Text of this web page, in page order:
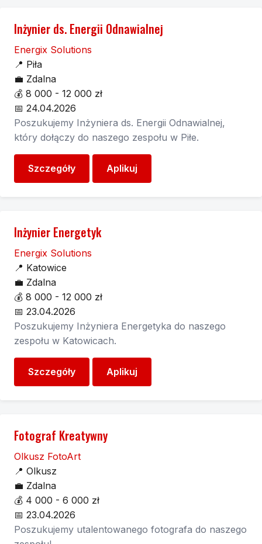
Inżynier ds. Energii Odnawialnej
Energix Solutions
📍 Piła
💼 Zdalna
💰 8 000 - 12 000 zł
📅 24.04.2026
Poszukujemy Inżyniera ds. Energii Odnawialnej,
który dołączy do naszego zespołu w Piłe.
Szczegóły Aplikuj
Inżynier Energetyk
Energix Solutions
📍 Katowice
💼 Zdalna
💰 8 000 - 12 000 zł
📅 23.04.2026
Poszukujemy Inżyniera Energetyka do naszego
zespołu w Katowicach.
Szczegóły Aplikuj
Fotograf Kreatywny
Olkusz FotoArt
📍 Olkusz
💼 Zdalna
💰 4 000 - 6 000 zł
📅 23.04.2026
Poszukujemy utalentowanego fotografa do naszego